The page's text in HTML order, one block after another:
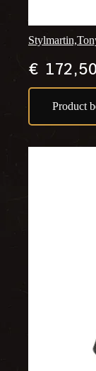
€172,50
Product